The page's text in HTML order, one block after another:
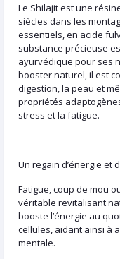
Le Shilajit est une
siècles dans les
essentiels, en acide
substance précieuse
ayurvédique pour ses
booster naturel, il est
digestion, la peau et
propriétés
stress et la fatigue.
Un regain d’énergie et
Fatigue, coup de mou
véritable revitalisant
booste l’énergie au
cellules, aidant ainsi à
mentale.